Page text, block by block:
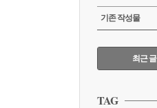
기존 작성물
RECENTLY
최근 글
근
TAG